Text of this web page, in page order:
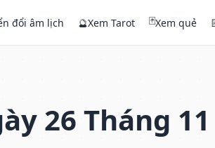
đổi âm lịch 🔮Xem Tarot 🃏Xem quẻ
26 Tháng